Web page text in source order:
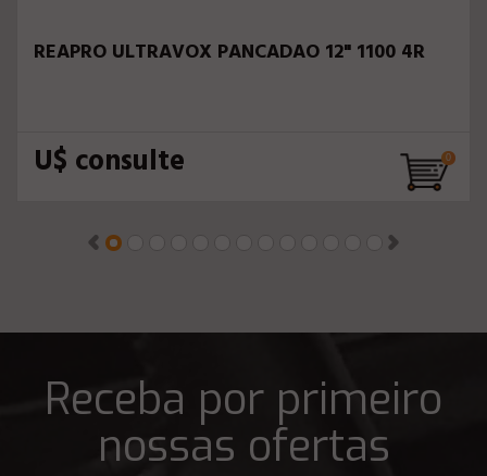
REAPRO ULTRAVOX PANCADAO 12" 1100 4R
U$ consulte
Receba por primeiro
nossas ofertas